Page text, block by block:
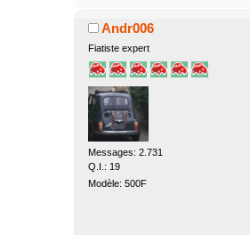
Andr006
Fiatiste expert
Messages: 2.731
Q.I.: 19
Modèle: 500F